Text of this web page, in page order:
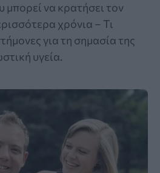
μπορεί να κρατήσει τον
χρόνια – Τι
για τη σημασία της
υγεία.